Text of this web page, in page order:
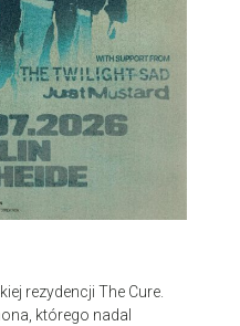
rezydencji The Cure.
którego nadal